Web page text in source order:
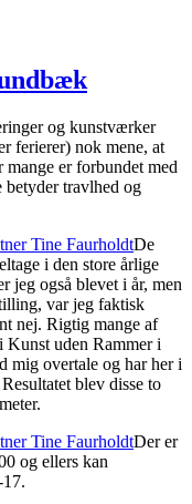
og kunstværker
ferierer) nok mene, at
mange er forbundet med
travlhed og
De
i den store årlige
jeg også blevet i år, men
var jeg faktisk
nej. Rigtig mange af
uden Rammer i
mig overtale og har her i
blev disse to
Der er
og ellers kan